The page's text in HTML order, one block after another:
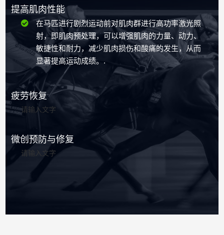
提高肌肉性能
在马匹进行剧烈运动前对肌肉群进行高功率激光照
射，即肌肉预处理，可以增强肌肉的力量、动力、
敏捷性和耐力，减少肌肉损伤和酸痛的发生，从而
显著提高运动成绩。.
疲劳恢复
请输入文字
微创预防与修复
请输入文字